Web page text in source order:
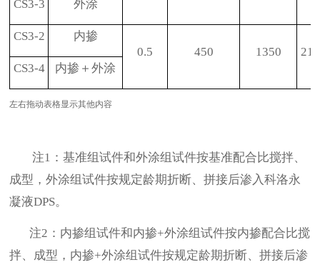
CS3-3
外涂
CS3-2
内掺
0.5
450 1350
CS3-4
内掺＋外涂
左右拖动表格显示其他内容
注1 ：基准组试件和外涂组试件按基准配合比搅拌、
成型，外涂组试件按规定龄期折断、拼接后渗入科洛永
凝液DPS。
注2 ：内掺组试件和内掺+外涂组试件按内掺配合比搅
拌、成型，内掺+外涂组试件按规定龄期折断、拼接后渗